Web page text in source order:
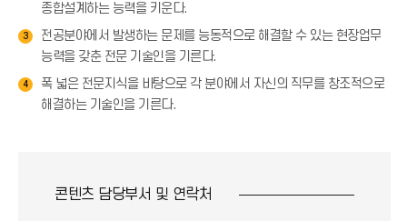
종합설계하는 능력을 키운다.
3
전공분야에서 발생하는 문제를 능동적으로 해결할 수 있는 현장업무
능력을 갖춘 전문 기술인을 기른다.
4
폭 넓은 전문지식을 바탕으로 각 분야에서 자신의 직무를 창조적으로
해결하는 기술인을 기른다.
콘텐츠 담당부서 및 연락처